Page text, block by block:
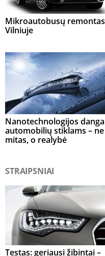
Mikroautobusų remontas
Vilniuje
Nanotechnologijos danga
automobilių stiklams – ne
mitas, o realybė
STRAIPSNIAI
Testas: geriausi žibintai –